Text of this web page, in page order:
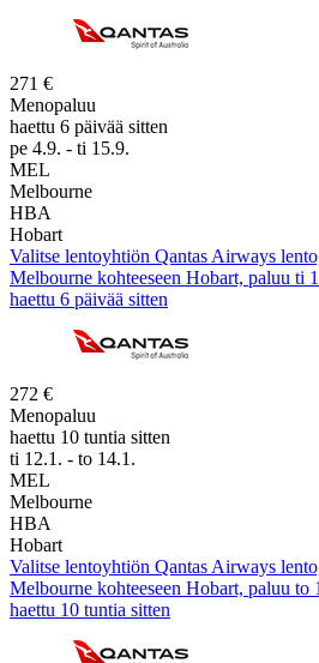
271 €
Menopaluu
haettu 6 päivää sitten
pe 4.9. - ti 15.9.
MEL
Melbourne
HBA
Hobart
Valitse lentoyhtiön Qantas Airways
Melbourne kohteeseen Hobart, paluu ti
haettu 6 päivää sitten
272 €
Menopaluu
haettu 10 tuntia sitten
ti 12.1. - to 14.1.
MEL
Melbourne
HBA
Hobart
Valitse lentoyhtiön Qantas Airways
Melbourne kohteeseen Hobart, paluu to
haettu 10 tuntia sitten